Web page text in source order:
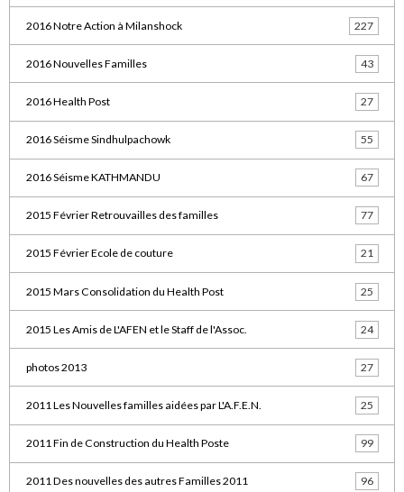
2016 Notre Action à Milanshock 227
2016 Nouvelles Familles 43
2016 Health Post 27
2016 Séisme Sindhulpachowk 55
2016 Séisme KATHMANDU 67
2015 Février Retrouvailles des familles 77
2015 Février Ecole de couture 21
2015 Mars Consolidation du Health Post 25
2015 Les Amis de L'AFEN et le Staff de l'Assoc. 24
photos 2013 27
2011 Les Nouvelles familles aidées par L'A.F.E.N. 25
2011 Fin de Construction du Health Poste 99
2011 Des nouvelles des autres Familles 2011 96